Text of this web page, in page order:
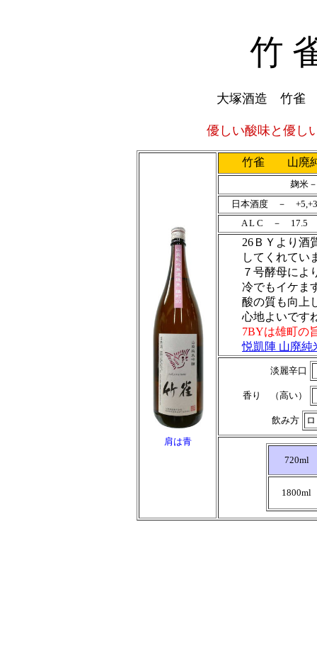
竹
大塚酒造 竹雀
優しい酸味と優し
肩は青
竹雀 山廃純
麹米
日本酒度 － +5,+3
A L C － 17.5
26ＢＹより酒質
してくれていま
７号酵母により
冷でもイケます
酸の質も向上し
心地よいですね
7BYは雄町の
悦凱陣 山廃
淡麗辛口
香り （高い）
飲み方
720ml
1800ml